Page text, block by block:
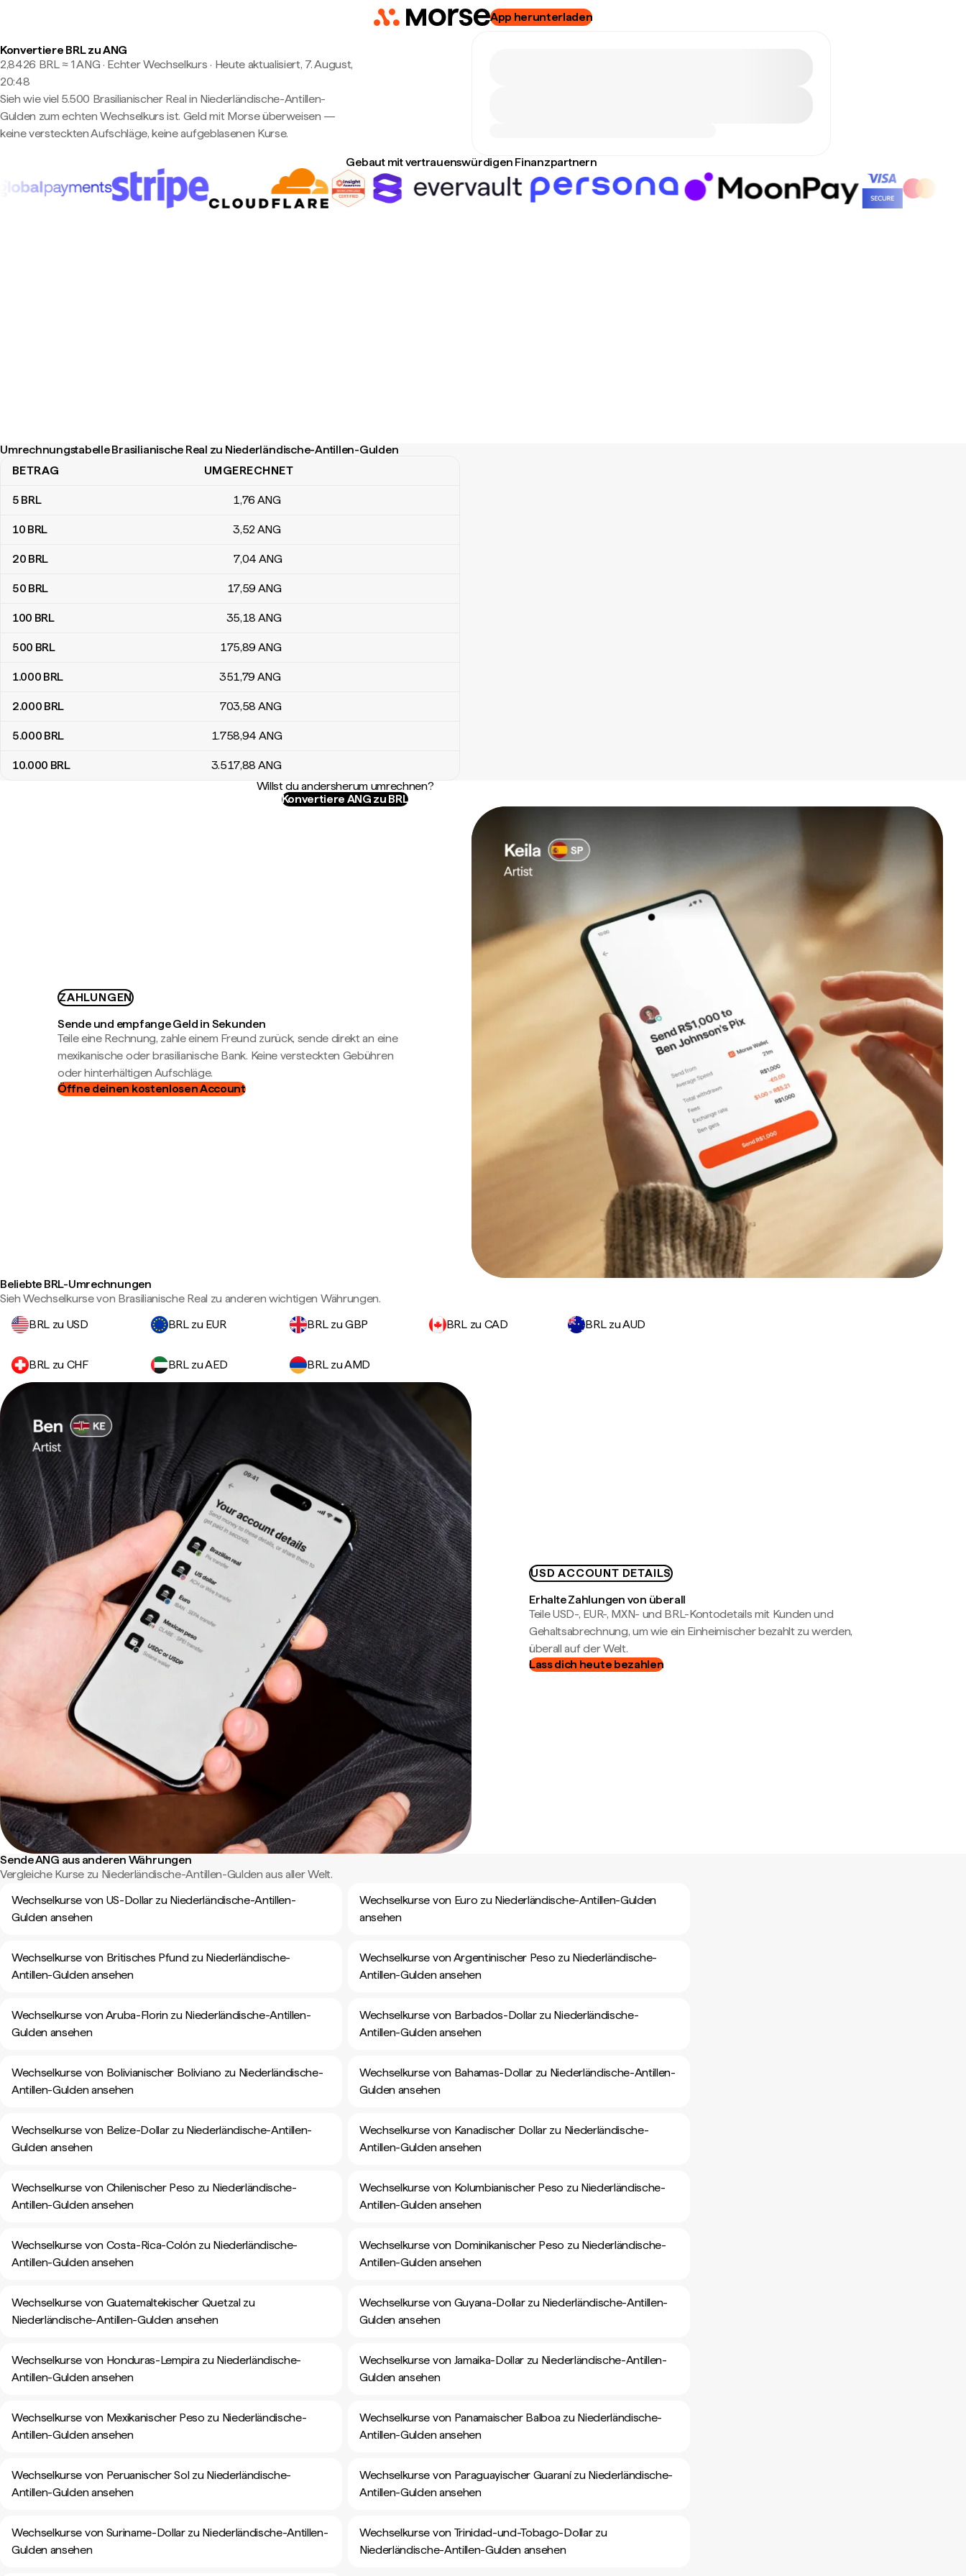
App herunterladen
Konvertiere BRL zu ANG
2,8426 BRL ≈ 1 ANG · Echter Wechselkurs · Heute aktualisiert, 7. August,
20:48
Sieh wie viel 5.500 Brasilianischer Real in Niederländische-Antillen-
Gulden zum echten Wechselkurs ist. Geld mit Morse überweisen —
keine versteckten Aufschläge, keine aufgeblasenen Kurse.
Gebaut mit vertrauenswürdigen Finanzpartnern
Umrechnungstabelle Brasilianische Real zu Niederländische-Antillen-Gulden
Umrechnungstabelle Brasilianische Real zu Niederländische-Antillen-Gulden
BETRAG UMGERECHNET
5 BRL 1,76 ANG
10 BRL 3,52ANG
20 BRL 7,04 ANG
50 BRL 17,59 ANG
100 BRL 35,18 ANG
500 BRL 175,89 ANG
1.000 BRL 351,79 ANG
2.000 BRL 703,58 ANG
5.000 BRL 1.758,94 ANG
10.000 BRL 3.517,88 ANG
Willst du andersherum umrechnen?
Konvertiere ANG zu BRL
ZAHLUNGEN
Sende und empfange Geld in Sekunden
Teile eine Rechnung, zahle einem Freund zurück, sende direkt an eine
mexikanische oder brasilianische Bank. Keine versteckten Gebühren
oder hinterhältigen Aufschläge.
Öffne deinen kostenlosen Account
Beliebte BRL-Umrechnungen
Sieh Wechselkurse von Brasilianische Real zu anderen wichtigen Währungen.
BRL zu USD
BRL zu EUR BRL zu GBP BRL zu CAD BRL zu AUD
BRL zu CHF BRL zu AED BRL zu AMD
USD ACCOUNT DETAILS
Erhalte Zahlungen von überall
Teile USD-, EUR-, MXN- und BRL-Kontodetails mit Kunden und
Gehaltsabrechnung, um wie ein Einheimischer bezahlt zu werden,
überall auf der Welt.
Lass dich heute bezahlen
Sende ANG aus anderen Währungen
Vergleiche Kurse zu Niederländische-Antillen-Gulden aus aller Welt.
Wechselkurse von US-Dollar zu Niederländische-Antillen-
Gulden ansehen
Wechselkurse von Euro zu Niederländische-Antillen-Gulden
ansehen
Wechselkurse von Britisches Pfund zu Niederländische-
Antillen-Gulden ansehen
Wechselkurse von Argentinischer Peso zu Niederländische-
Antillen-Gulden ansehen
Wechselkurse von Aruba-Florin zu Niederländische-Antillen-
Gulden ansehen
Wechselkurse von Barbados-Dollar zu Niederländische-
Antillen-Gulden ansehen
Wechselkurse von Bolivianischer Boliviano zu Niederländische-
Antillen-Gulden ansehen
Wechselkurse von Bahamas-Dollar zu Niederländische-Antillen-
Gulden ansehen
Wechselkurse von Belize-Dollar zu Niederländische-Antillen-
Gulden ansehen
Wechselkurse von Kanadischer Dollar zu Niederländische-
Antillen-Gulden ansehen
Wechselkurse von Chilenischer Peso zu Niederländische-
Antillen-Gulden ansehen
Wechselkurse von Kolumbianischer Peso zu Niederländische-
Antillen-Gulden ansehen
Wechselkurse von Costa-Rica-Colón zu Niederländische-
Antillen-Gulden ansehen
Wechselkurse von Dominikanischer Peso zu Niederländische-
Antillen-Gulden ansehen
Wechselkurse von Guatemaltekischer Quetzal zu
Niederländische-Antillen-Gulden ansehen
Wechselkurse von Guyana-Dollar zu Niederländische-Antillen-
Gulden ansehen
Wechselkurse von Honduras-Lempira zu Niederländische-
Antillen-Gulden ansehen
Wechselkurse von Jamaika-Dollar zu Niederländische-Antillen-
Gulden ansehen
Wechselkurse von Mexikanischer Peso zu Niederländische-
Antillen-Gulden ansehen
Wechselkurse von Panamaischer Balboa zu Niederländische-
Antillen-Gulden ansehen
Wechselkurse von Peruanischer Sol zu Niederländische-
Antillen-Gulden ansehen
Wechselkurse von Paraguayischer Guaraní zu Niederländische-
Antillen-Gulden ansehen
Wechselkurse von Suriname-Dollar zu Niederländische-Antillen-
Gulden ansehen
Wechselkurse von Trinidad-und-Tobago-Dollar zu
Niederländische-Antillen-Gulden ansehen